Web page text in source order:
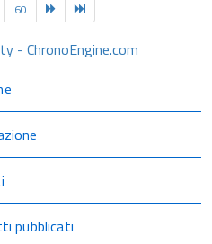
60
- ChronoEngine.com
pubblicati